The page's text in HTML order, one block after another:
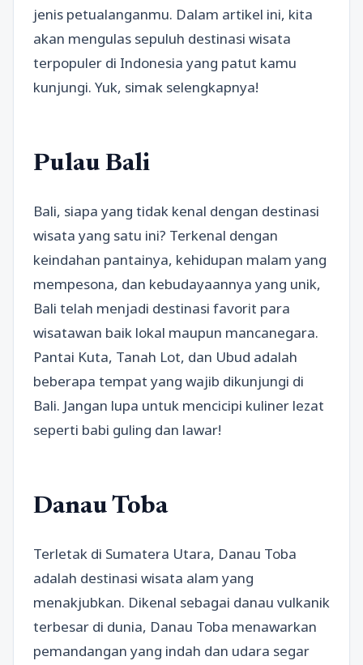
jenis petualanganmu. Dalam artikel ini, kita
akan mengulas sepuluh destinasi wisata
terpopuler di Indonesia yang patut kamu
kunjungi. Yuk, simak selengkapnya!
Pulau Bali
Bali, siapa yang tidak kenal dengan destinasi
wisata yang satu ini? Terkenal dengan
keindahan pantainya, kehidupan malam yang
mempesona, dan kebudayaannya yang unik,
Bali telah menjadi destinasi favorit para
wisatawan baik lokal maupun mancanegara.
Pantai Kuta, Tanah Lot, dan Ubud adalah
beberapa tempat yang wajib dikunjungi di
Bali. Jangan lupa untuk mencicipi kuliner lezat
seperti babi guling dan lawar!
Danau Toba
Terletak di Sumatera Utara, Danau Toba
adalah destinasi wisata alam yang
menakjubkan. Dikenal sebagai danau vulkanik
terbesar di dunia, Danau Toba menawarkan
pemandangan yang indah dan udara segar